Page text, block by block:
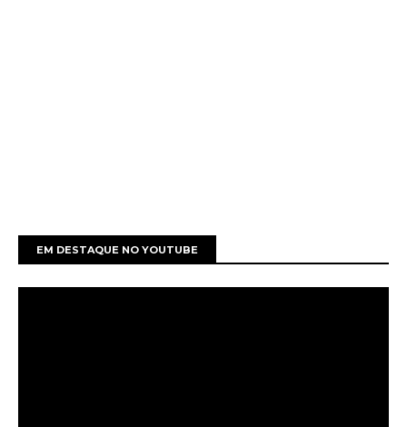
EM DESTAQUE NO YOUTUBE